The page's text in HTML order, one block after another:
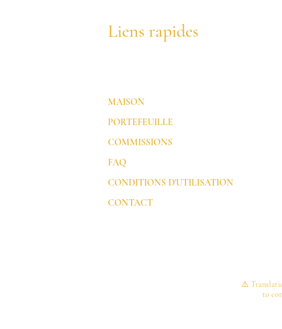
Liens rapides
MAISON
PORTEFEUILLE
COMMISSIONS
FAQ
CONDITIONS D'UTILISATION
CONTACT
⚠️
to